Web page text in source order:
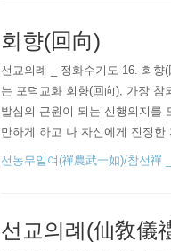
회향(回向)
선교의례 _ 정화수기도 16. 회향
는 포덕교화 회향(回向), 가장
발심의 근원이 되는 신행의지를
만하게 하고 나 자신에게 진정
롭게 하는 것이 참된 홍익인간
선농무일여(禪農武一如)/참선禪
선교의례(仙敎儀